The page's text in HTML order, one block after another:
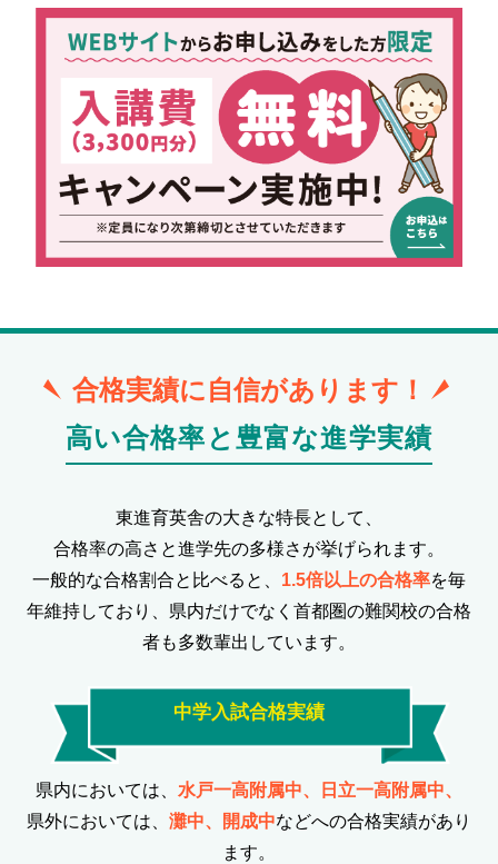
合格実績に自信があります！
高い合格率と豊富な進学実績
東進育英舎の大きな特長として、
合格率の高さと進学先の多様さが挙げられます。
一般的な合格割合と比べると、 1.5倍以上の合格率を毎
年維持しており、県内だけでなく首都圏の難関校の合格
者も多数輩出しています。
中学入試合格実績
県内においては、 水戸一高附属中、日立一高附属中、
県外においては、 灘中、開成中などへの合格実績があり
ます。